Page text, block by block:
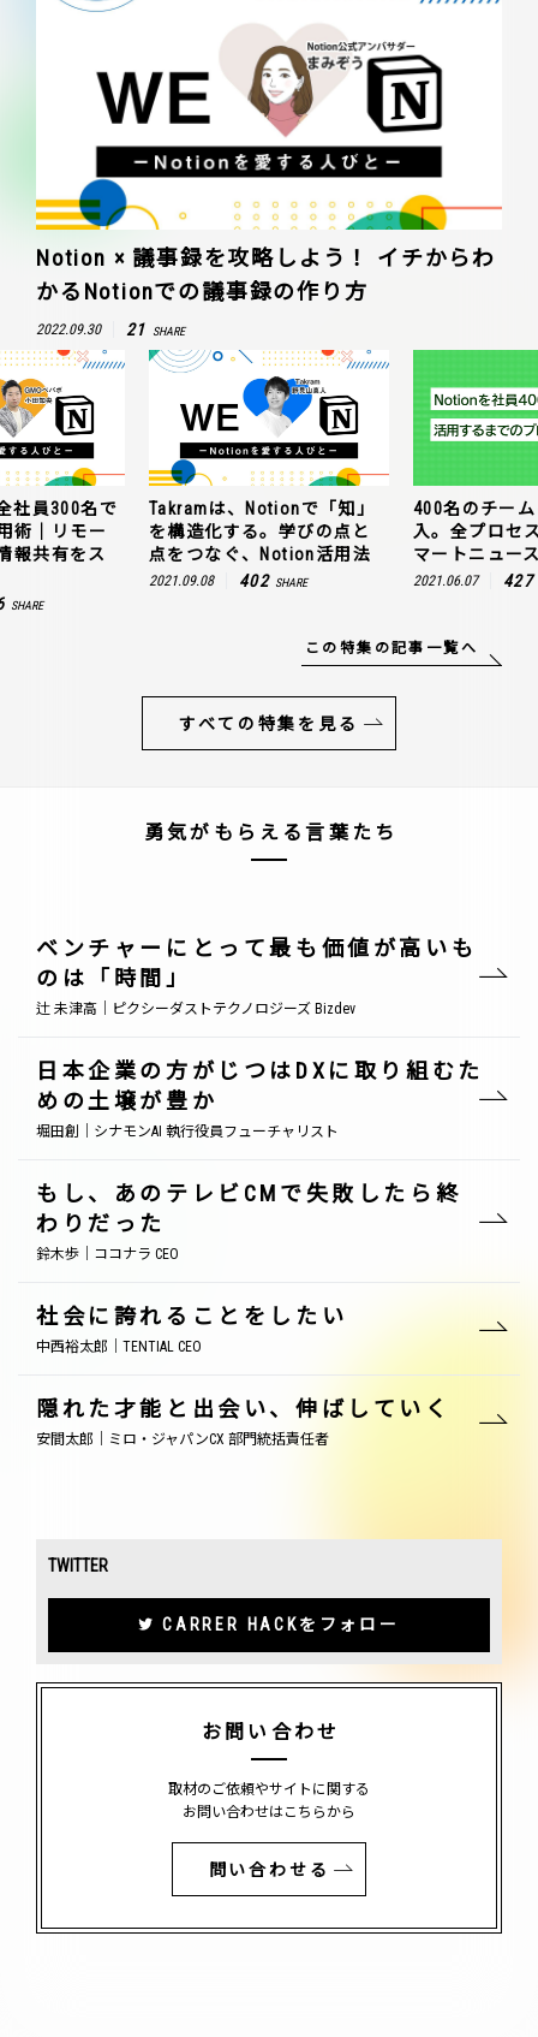
Notion × 議事録を攻略しよう！ イチからわ
かるNotionでの議事録の作り方
2022.09.30 21 SHARE
社員300名で
術｜リモー
報共有をス
SHARE
Takramは、Notionで「知」
を構造化する。学びの点と
点をつなぐ、Notion活用法
2021.09.08 402 SHARE
400名のチー
入。全プロセ
マートニュー
2021.06.07 427
この特集の記事一覧へ
すべての特集を見る
勇気がもらえる言葉たち
ベンチャーにとって最も価値が高いも
のは「時間」
辻 未津高｜ピクシーダストテクノロジーズ Bizdev
日本企業の方がじつはDXに取り組むた
めの土壌が豊か
堀田創｜シナモンAI 執行役員フューチャリスト
もし、あのテレビCMで失敗したら終
わりだった
鈴木歩｜ココナラ CEO
社会に誇れることをしたい
中西裕太郎｜TENTIAL CEO
隠れた才能と出会い、伸ばしていく
安間太郎｜ミロ・ジャパンCX 部門統括責任者
TWITTER
CARRER HACKをフォロー
お問い合わせ
取材のご依頼やサイトに関する
お問い合わせはこちらから
問い合わせる